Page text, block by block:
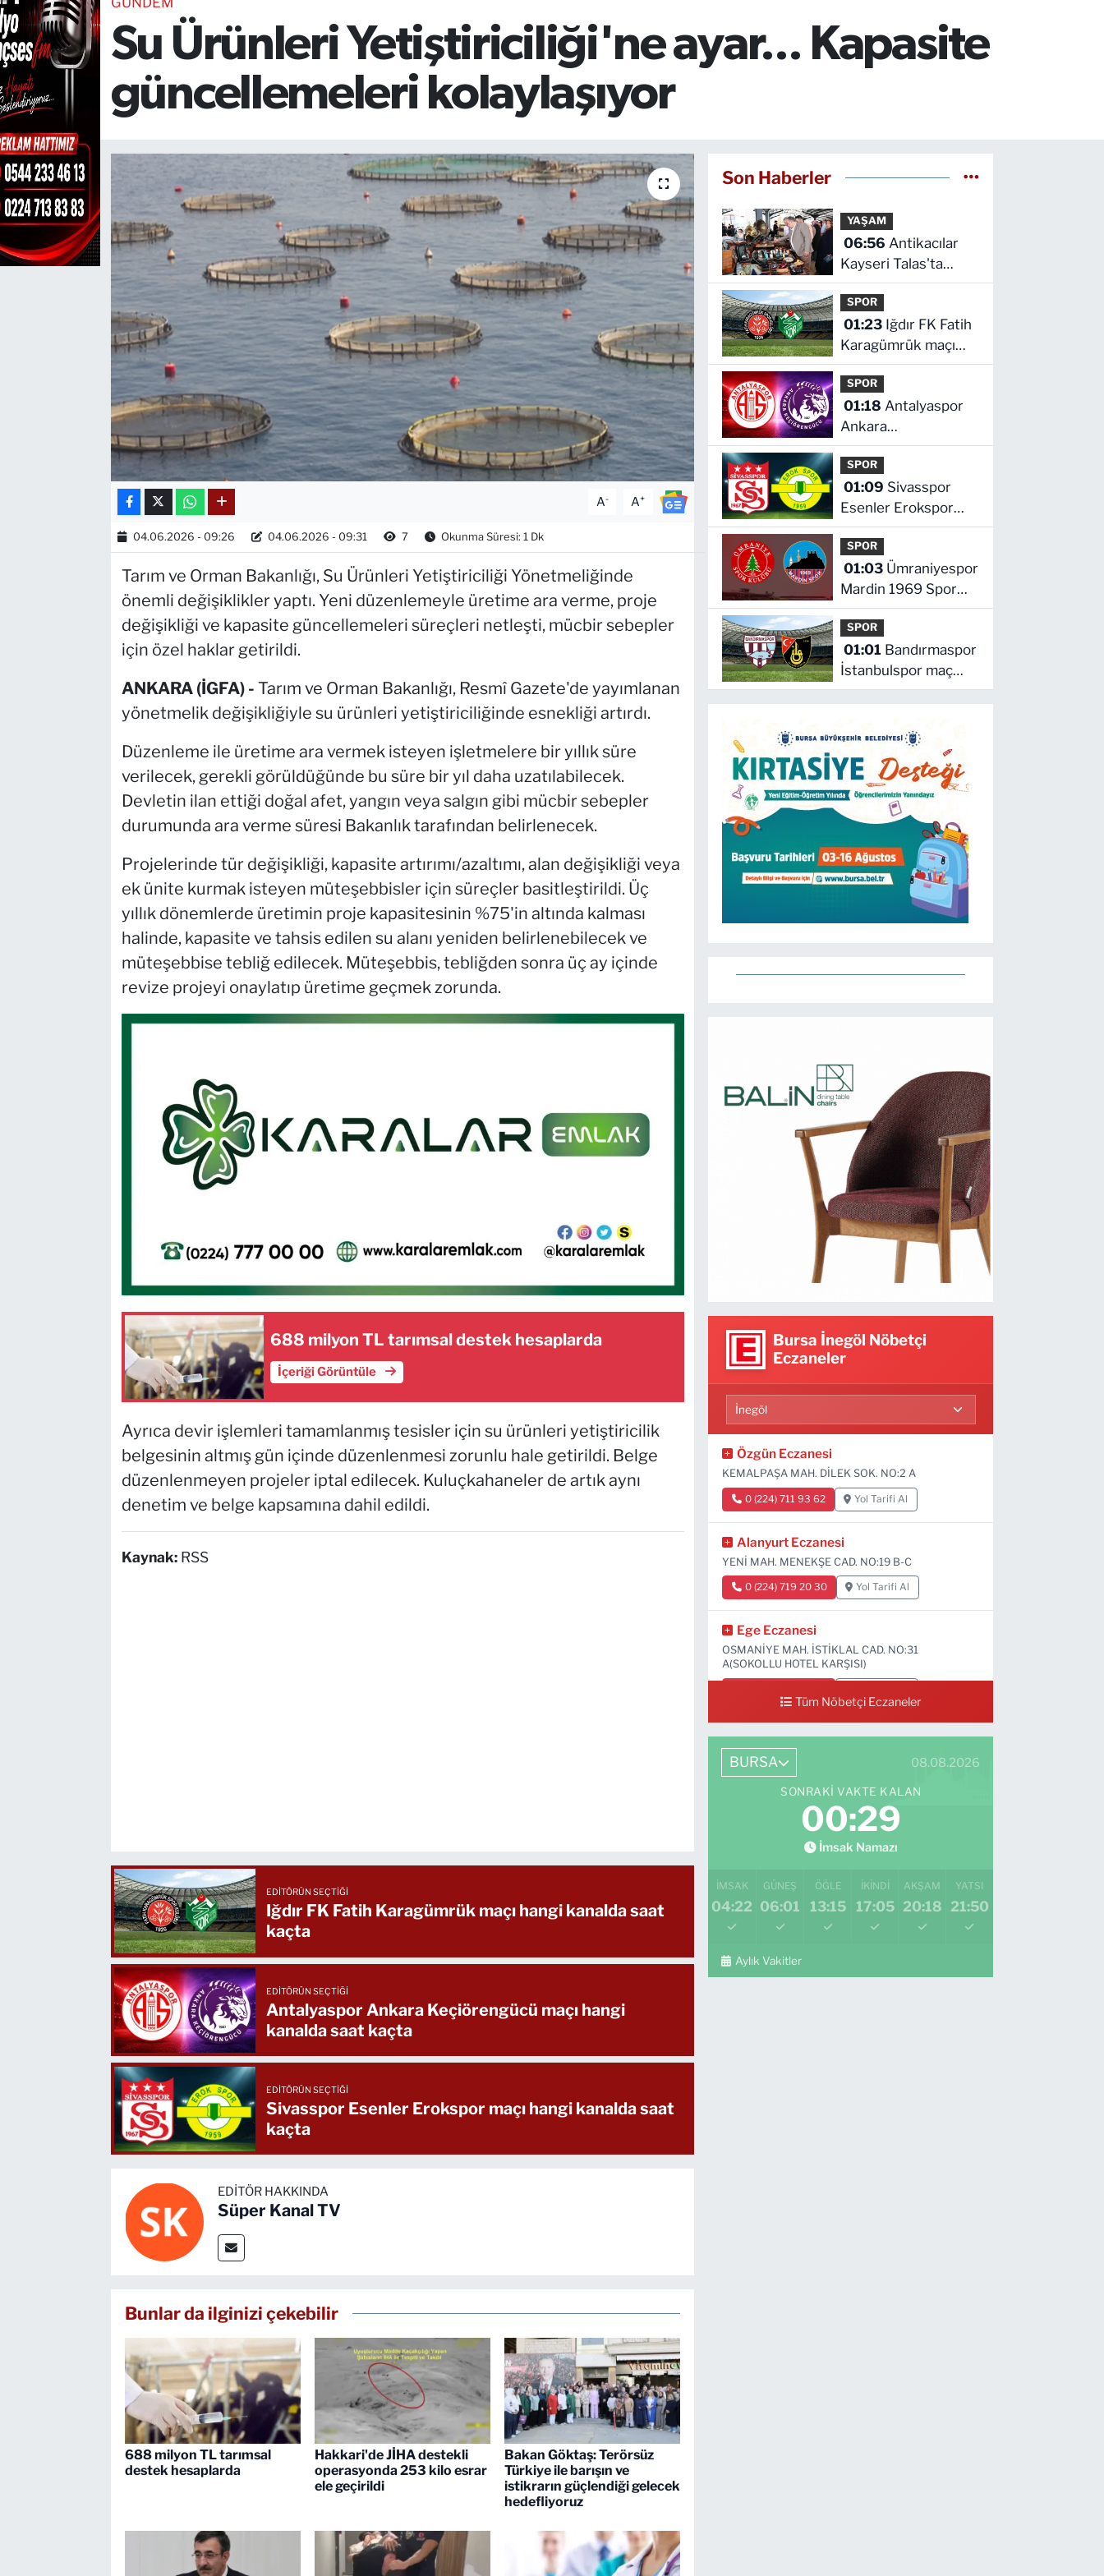
Su Ürünleri Yetiştiriciliği'ne ayar... Kapasite
güncellemeleri kolaylaşıyor
A- A+
04.06.2026 - 09:26 04.06.2026 - 09:31 7 Okunma Süresi: 1 Dk
Tarım ve Orman Bakanlığı, Su Ürünleri Yetiştiriciliği Yönetmeliğinde
önemli değişiklikler yaptı. Yeni düzenlemeyle üretime ara verme, proje
değişikliği ve kapasite güncellemeleri süreçleri netleşti, mücbir sebepler
için özel haklar getirildi.
ANKARA (İGFA) - Tarım ve Orman Bakanlığı, Resmî Gazete'de yayımlanan
yönetmelik değişikliğiyle su ürünleri yetiştiriciliğinde esnekliği artırdı.
Düzenleme ile üretime ara vermek isteyen işletmelere bir yıllık süre
verilecek, gerekli görüldüğünde bu süre bir yıl daha uzatılabilecek.
Devletin ilan ettiği doğal afet, yangın veya salgın gibi mücbir sebepler
durumunda ara verme süresi Bakanlık tarafından belirlenecek.
Projelerinde tür değişikliği, kapasite artırımı/azaltımı, alan değişikliği veya
ek ünite kurmak isteyen müteşebbisler için süreçler basitleştirildi. Üç
yıllık dönemlerde üretimin proje kapasitesinin %75'in altında kalması
halinde, kapasite ve tahsis edilen su alanı yeniden belirlenebilecek ve
müteşebbise tebliğ edilecek. Müteşebbis, tebliğden sonra üç ay içinde
revize projeyi onaylatıp üretime geçmek zorunda.
688 milyon TL tarımsal destek hesaplarda
İçeriği Görüntüle
Ayrıca devir işlemleri tamamlanmış tesisler için su ürünleri yetiştiricilik
belgesinin altmış gün içinde düzenlenmesi zorunlu hale getirildi. Belge
düzenlenmeyen projeler iptal edilecek. Kuluçkahaneler de artık aynı
denetim ve belge kapsamına dahil edildi.
Kaynak: RSS
EDITÖRÜN SEÇTIĞI
Iğdır FK Fatih Karagümrük maçı hangi kanalda saat
kaçta
EDITÖRÜN SEÇTIĞI
Antalyaspor Ankara Keçiörengücü maçı hangi
kanalda saat kaçta
EDITÖRÜN SEÇTIĞI
Sivasspor Esenler Erokspor maçı hangi kanalda saat
kaçta
EDITÖR HAKKINDA
Süper Kanal TV
Bunlar da ilginizi çekebilir
688 milyon TL tarımsal
destek hesaplarda
Hakkari'de JİHA destekli
operasyonda 253 kilo esrar
ele geçirildi
Bakan Göktaş: Terörsüz
Türkiye ile barışın ve
istikrarın güçlendiği gelecek
hedefliyoruz
Son Haberler
YAŞAM
06:56 Antikacılar
Kayseri Talas'ta
buluşuyor
SPOR
01:23
Karagümrük maçı
hangi kanalda saat
kaçta
SPOR
01:18 Antalyaspor
Ankara
Keçiörengücü maçı
hangi kanalda saat
kaçta
SPOR
01:09
Esenler Erokspor
maçı hangi kanalda
saat kaçta
SPOR
01:03
Mardin 1969 Spor
maçı hangi kanalda
saat kaçta!
SPOR
01:01
İstanbulspor maç
hangi kanalda saat
Bursa İnegöl Nöbetçi
Eczaneler
Özgün Eczanesi
KEMALPAŞA MAH. DİLEK SOK. NO:2 A
0 (224) 711 93 62 Yol Tarifi Al
Alanyurt Eczanesi
YENİ MAH. MENEKŞE CAD. NO:19 B-C
0 (224) 719 20 30 Yol Tarifi Al
Ege Eczanesi
OSMANİYE MAH. İSTİKLAL CAD. NO:31
A(SOKOLLU HOTEL KARŞISI)
Tüm Nöbetçi Eczaneler
BURSA 08.08.2026
SONRAKI VAKTE KALAN
00:28
İmsak Namazı
İMSAK
04:22
GÜNEŞ
06:01
ÖĞLE
13:15
İKINDI
17:05
AKŞAM
20:18
YATSI
21:50
Aylık Vakitler
TEKNOLOJİ
CANLI DİNLE
RESMİ İLANLAR
Gencsesfm Canlı Dinle